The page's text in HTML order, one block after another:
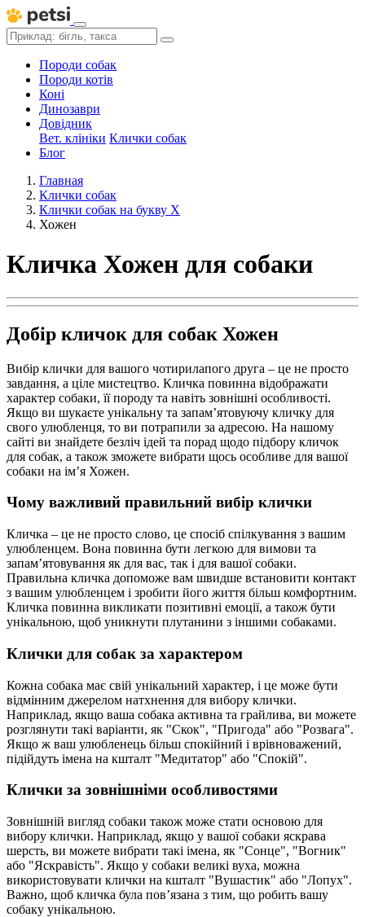
Породи собак
Породи котів
Коні
Динозаври
Довідник
Вет. клініки Клички собак
Блог
Главная
Клички собак
Клички собак на букву Х
Хожен
Кличка Хожен для собаки
Добір кличок для собак Хожен
Вибір клички для вашого чотирилапого друга – це не просто
завдання, а ціле мистецтво. Кличка повинна відображати
характер собаки, її породу та навіть зовнішні особливості.
Якщо ви шукаєте унікальну та запам’ятовуючу кличку для
свого улюбленця, то ви потрапили за адресою. На нашому
сайті ви знайдете безліч ідей та порад щодо підбору кличок
для собак, а також зможете вибрати щось особливе для вашої
собаки на ім’я Хожен.
Чому важливий правильний вибір клички
Кличка – це не просто слово, це спосіб спілкування з вашим
улюбленцем. Вона повинна бути легкою для вимови та
запам’ятовування як для вас, так і для вашої собаки.
Правильна кличка допоможе вам швидше встановити контакт
з вашим улюбленцем і зробити його життя більш комфортним.
Кличка повинна викликати позитивні емоції, а також бути
унікальною, щоб уникнути плутанини з іншими собаками.
Клички для собак за характером
Кожна собака має свій унікальний характер, і це може бути
відмінним джерелом натхнення для вибору клички.
Наприклад, якщо ваша собака активна та грайлива, ви можете
розглянути такі варіанти, як "Скок", "Пригода" або "Розвага".
Якщо ж ваш улюбленець більш спокійний і врівноважений,
підійдуть імена на кшталт "Медитатор" або "Спокій".
Клички за зовнішніми особливостями
Зовнішній вигляд собаки також може стати основою для
вибору клички. Наприклад, якщо у вашої собаки яскрава
шерсть, ви можете вибрати такі імена, як "Сонце", "Вогник"
або "Яскравість". Якщо у собаки великі вуха, можна
використовувати клички на кшталт "Вушастик" або "Лопух".
Важно, щоб кличка була пов’язана з тим, що робить вашу
собаку унікальною.